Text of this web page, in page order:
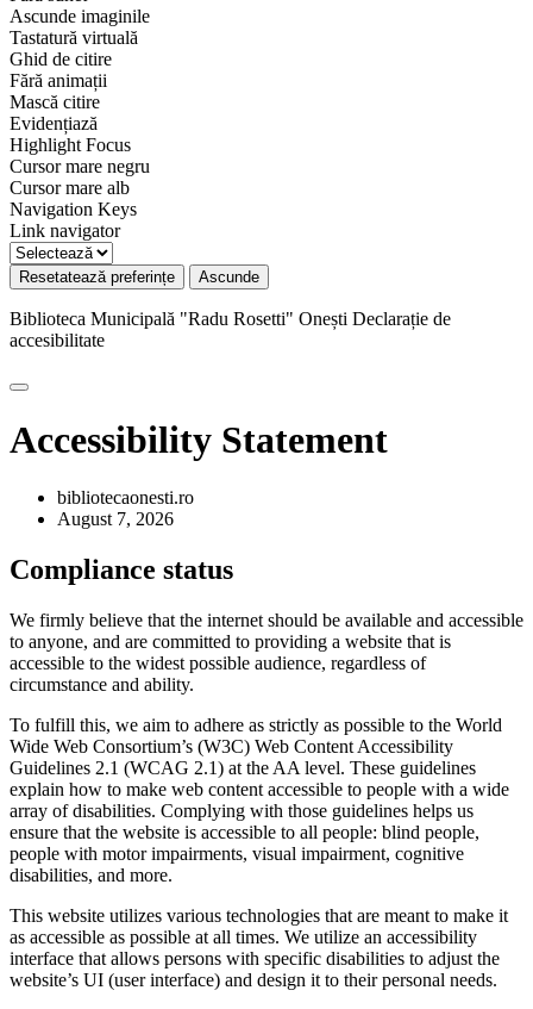
Ascunde imaginile
Tastatură virtuală
Ghid de citire
Fără animații
Mască citire
Evidențiază
Highlight Focus
Cursor mare negru
Cursor mare alb
Navigation Keys
Link navigator
Resetatează preferințe Ascunde
Biblioteca Municipală "Radu Rosetti" Onești Declarație de
accesibilitate
Accessibility Statement
bibliotecaonesti.ro
August 7, 2026
Compliance status
We firmly believe that the internet should be available and accessible
to anyone, and are committed to providing a website that is
accessible to the widest possible audience, regardless of
circumstance and ability.
To fulfill this, we aim to adhere as strictly as possible to the World
Wide Web Consortium’s (W3C) Web Content Accessibility
Guidelines 2.1 (WCAG 2.1) at the AA level. These guidelines
explain how to make web content accessible to people with a wide
array of disabilities. Complying with those guidelines helps us
ensure that the website is accessible to all people: blind people,
people with motor impairments, visual impairment, cognitive
disabilities, and more.
This website utilizes various technologies that are meant to make it
as accessible as possible at all times. We utilize an accessibility
interface that allows persons with specific disabilities to adjust the
website’s UI (user interface) and design it to their personal needs.